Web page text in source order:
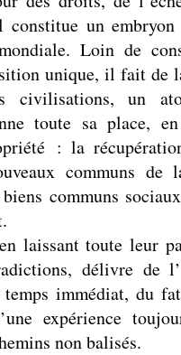
un
Loin de
unique, il fait de
civilisations, un
toute sa place,
: la
communs de
communs
laissant toute leur
délivre de
immédiat, du
expérience
non balisés.